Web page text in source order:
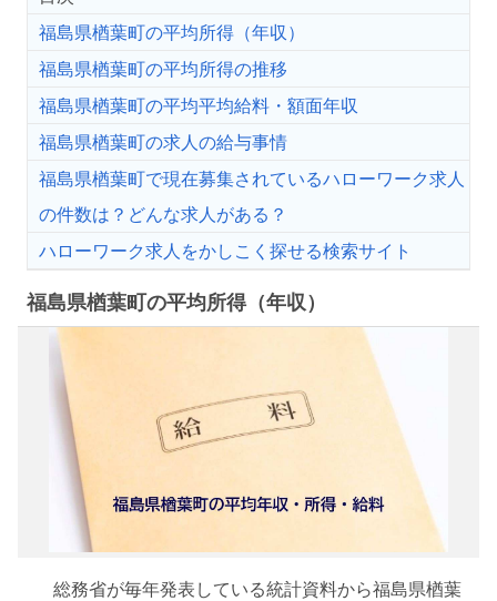
福島県楢葉町の平均所得（年収）
福島県楢葉町の平均所得の推移
福島県楢葉町の平均平均給料・額面年収
福島県楢葉町の求人の給与事情
福島県楢葉町で現在募集されているハローワーク求人
の件数は？どんな求人がある？
ハローワーク求人をかしこく探せる検索サイト
福島県楢葉町の平均所得（年収）
総務省が毎年発表している統計資料から福島県楢葉